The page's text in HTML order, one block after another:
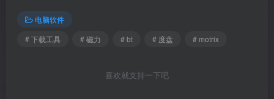
电脑软件
# 下载工具
# 磁力 # bt # 度盘 # motrix
喜欢就支持一下吧